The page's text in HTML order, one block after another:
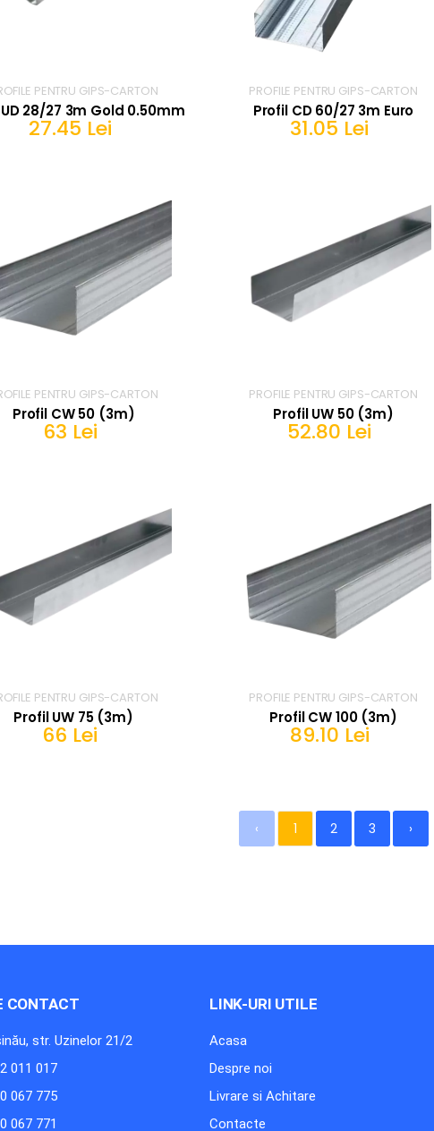
PENTRU GIPS-CARTON
28/27 3m Gold 0.50mm
27.45 Lei
PROFILE PENTRU GIPS-CARTON
Profil CD 60/27 3m Euro
31.05 Lei
PENTRU GIPS-CARTON
Profil CW 50 (3m)
63 Lei
PROFILE PENTRU GIPS-CARTON
Profil UW 50 (3m)
52.80 Lei
PENTRU GIPS-CARTON
Profil UW 75 (3m)
66 Lei
PROFILE PENTRU GIPS-CARTON
Profil CW 100 (3m)
89.10 Lei
‹ 1 2 3 ›
CONTACT
str. Uzinelor 21/2
011 017
067 775
067 771
LINK-URI UTILE
Acasa
Despre noi
Livrare si Achitare
Contacte